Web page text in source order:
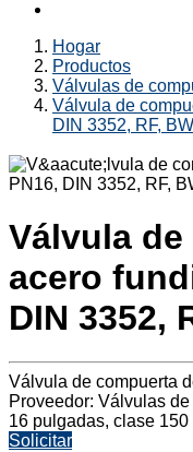
Hogar
Productos
Válvulas de
Válvula de
DIN 3352, RF,
Válvula
acero
DIN 3352,
Válvula de compuerta
Proveedor: Válvulas
16 pulgadas, clase
Solicitar